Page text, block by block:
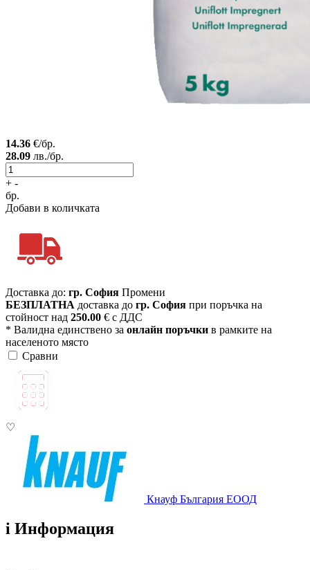
14.36 €/бр.
28.09 лв./бр.
+ -
бр.
Добави в количката
Доставка до: гр. София Промени
БЕЗПЛАТНА доставка до гр. София при поръчка на
стойност над 250.00 € с ДДС
* Валидна единствено за онлайн поръчки в рамките на
населеното място
Сравни
♡
Кнауф България ЕООД
i Информация